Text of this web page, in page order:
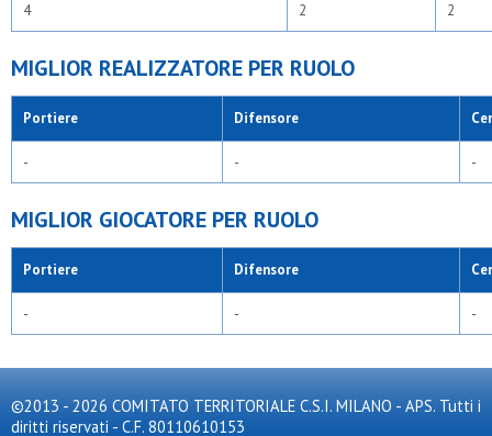
4 2 2
MIGLIOR REALIZZATORE PER RUOLO
Portiere Difensore
- - -
MIGLIOR GIOCATORE PER RUOLO
Portiere Difensore
- - -
©2013 - 2026 COMITATO TERRITORIALE C.S.I. MILANO - APS. Tutti i
diritti riservati - C.F. 80110610153